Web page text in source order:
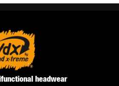
headwear